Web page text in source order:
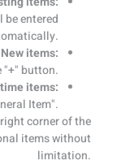
entered
New items:
"+" button.
items:
Item".
corner of the
items without
limitation.